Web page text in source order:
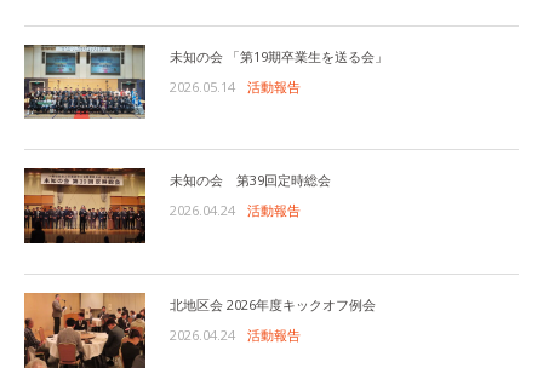
未知の会 「第19期卒業生を送る会」
2026.05.14
活動報告
未知の会 第39回定時総会
2026.04.24
活動報告
北地区会 2026年度キックオフ例会
2026.04.24
活動報告